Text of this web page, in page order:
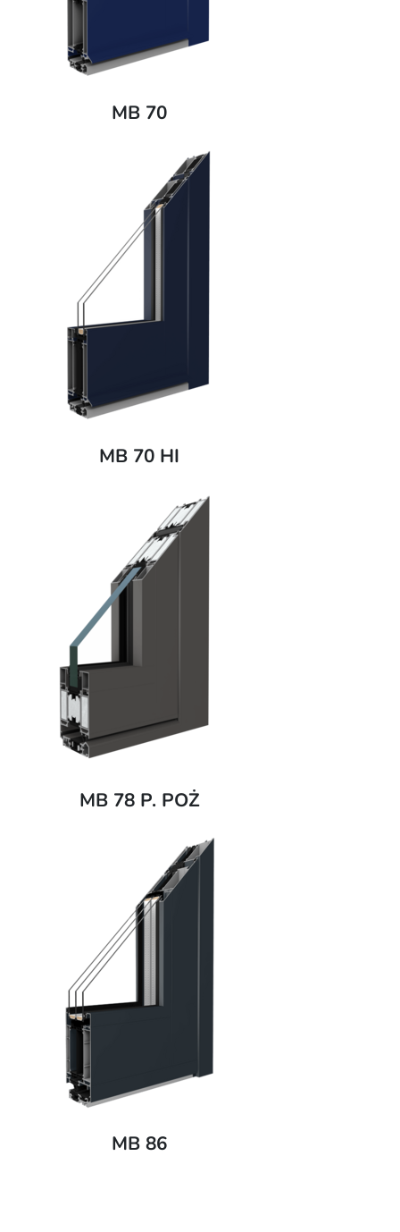
MB 70
MB 70 HI
MB 78 P. POŻ
MB 86